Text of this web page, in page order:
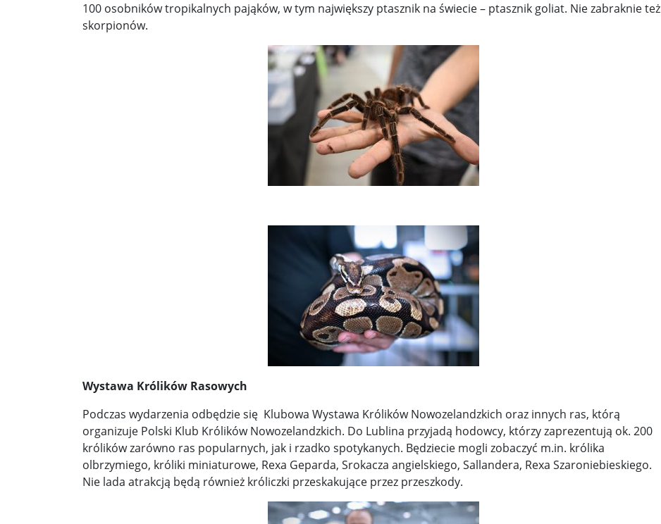
100 osobników tropikalnych pająków, w tym największy ptasznik na świecie – ptasznik goliat. Nie zabraknie też
skorpionów.
Wystawa Królików Rasowych
Podczas wydarzenia odbędzie się Klubowa Wystawa Królików Nowozelandzkich oraz innych ras, którą
organizuje Polski Klub Królików Nowozelandzkich. Do Lublina przyjadą hodowcy, którzy zaprezentują ok. 200
królików zarówno ras popularnych, jak i rzadko spotykanych. Będziecie mogli zobaczyć m.in. królika
olbrzymiego, króliki miniaturowe, Rexa Geparda, Srokacza angielskiego, Sallandera, Rexa Szaroniebieskiego.
Nie lada atrakcją będą również króliczki przeskakujące przez przeszkody.